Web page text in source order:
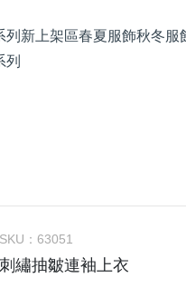
列 新上架區春夏服飾秋冬服
列
SKU： 63051
刺繡抽皺連袖上衣